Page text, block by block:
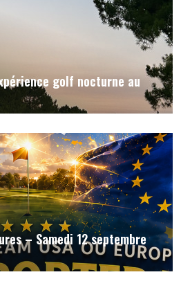
golf nocturne au
– Samedi 12 septembre